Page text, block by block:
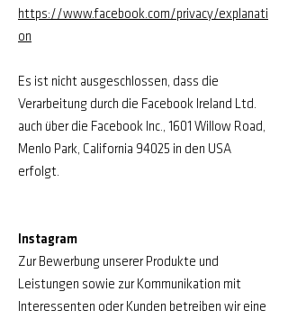
https://www.facebook.com/privacy/explanati
on
Es ist nicht ausgeschlossen, dass die
Verarbeitung durch die Facebook Ireland Ltd.
auch über die Facebook Inc., 1601 Willow Road,
Menlo Park, California 94025 in den USA
erfolgt.
Instagram
Zur Bewerbung unserer Produkte und
Leistungen sowie zur Kommunikation mit
Interessenten oder Kunden betreiben wir eine